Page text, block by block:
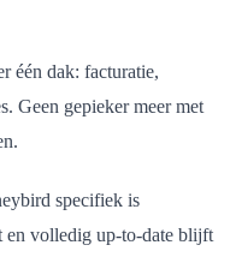
één dak: facturatie,
Geen gepieker meer met
specifiek is
en volledig up-to-date blijft